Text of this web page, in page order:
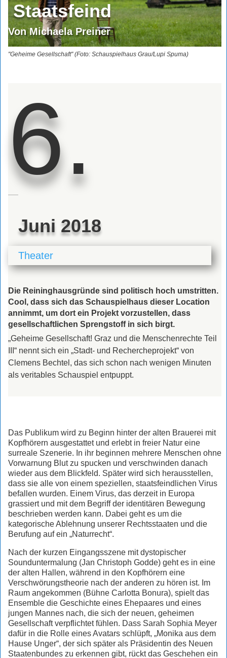
Staatsfeind
Von Michaela Preiner
"Geheime Gesellschaft" (Foto: Schauspielhaus Grau/Lupi Spuma)
6.
Juni 2018
Theater
Die Reininghausgründe sind politisch hoch umstritten.
Cool, dass sich das Schauspielhaus dieser Location
annimmt, um dort ein Projekt vorzustellen, dass
gesellschaftlichen Sprengstoff in sich birgt.
„Geheime Gesellschaft! Graz und die Menschenrechte Teil
III“ nennt sich ein „Stadt- und Rechercheprojekt“ von
Clemens Bechtel, das sich schon nach wenigen Minuten
als veritables Schauspiel entpuppt.
Das Publikum wird zu Beginn hinter der alten Brauerei mit
Kopfhörern ausgestattet und erlebt in freier Natur eine
surreale Szenerie. In ihr beginnen mehrere Menschen ohne
Vorwarnung Blut zu spucken und verschwinden danach
wieder aus dem Blickfeld. Später wird sich herausstellen,
dass sie alle von einem speziellen, staatsfeindlichen Virus
befallen wurden. Einem Virus, das derzeit in Europa
grassiert und mit dem Begriff der identitären Bewegung
beschrieben werden kann. Dabei geht es um die
kategorische Ablehnung unserer Rechtsstaaten und die
Berufung auf ein „Naturrecht“.
Nach der kurzen Eingangsszene mit dystopischer
Sounduntermalung (Jan Christoph Godde) geht es in eine
der alten Hallen, während in den Kopfhörern eine
Verschwörungstheorie nach der anderen zu hören ist. Im
Raum angekommen (Bühne Carlotta Bonura), spielt das
Ensemble die Geschichte eines Ehepaares und eines
jungen Mannes nach, die sich der neuen, geheimen
Gesellschaft verpflichtet fühlen. Dass Sarah Sophia Meyer
dafür in die Rolle eines Avatars schlüpft, „Monika aus dem
Hause Unger“, der sich später als Präsidentin des Neuen
Staatenbundes zu erkennen gibt, rückt das Geschehen ein